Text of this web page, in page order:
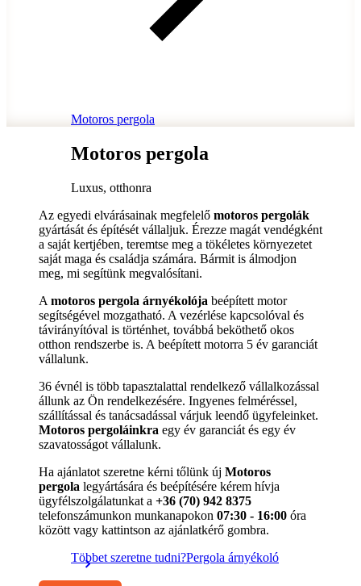
Motoros pergola
Motoros pergola
Luxus, otthonra
Az egyedi elvárásainak megfelelő motoros pergolák
gyártását és építését vállaljuk. Érezze magát vendégként
a saját kertjében, teremtse meg a tökéletes környezetet
saját maga és családja számára. Bármit is álmodjon
meg, mi segítünk megvalósítani.
A motoros pergola árnyékolója beépített motor
segítségével mozgatható. A vezérlése kapcsolóval és
távirányítóval is történhet, továbbá beköthető okos
otthon rendszerbe is. A beépített motorra 5 év garanciát
vállalunk.
36 évnél is több tapasztalattal rendelkező vállalkozással
állunk az Ön rendelkezésére. Ingyenes felméréssel,
szállítással és tanácsadással várjuk leendő ügyfeleinket.
Motoros pergoláinkra egy év garanciát és egy év
szavatosságot vállalunk.
Ha ajánlatot szeretne kérni tőlünk új Motoros
pergola legyártására és beépítésére kérem hívja
ügyfélszolgálatunkat a +36 (70) 942 8375
telefonszámunkon munkanapokon 07:30 - 16:00 óra
között vagy kattintson az ajánlatkérő gombra.
Többet szeretne tudni?Pergola árnyékoló